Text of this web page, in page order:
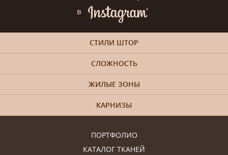
в
ПОРТФОЛИО
КАТАЛОГ ТКАНЕЙ
СТИЛИ ШТОР
СЛОЖНОСТЬ
ЖИЛЫЕ ЗОНЫ
КАРНИЗЫ